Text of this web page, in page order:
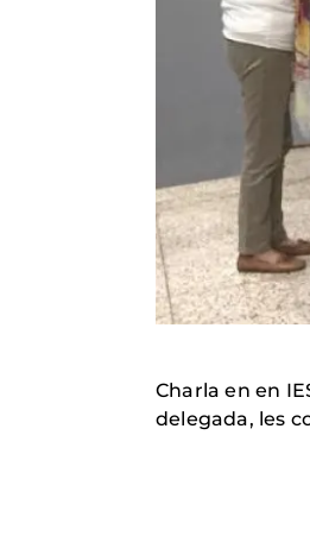
Charla en en
delegada, les